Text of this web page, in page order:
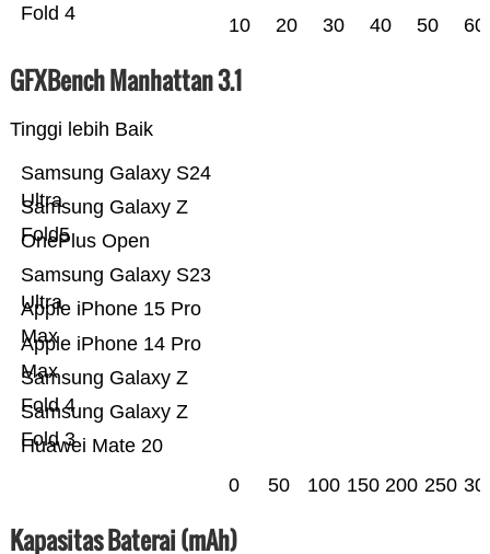
Fold 4
10 20 30 40 50 60
GFXBench Manhattan 3.1
Tinggi lebih Baik
Huawei Mate 20
Samsung Galaxy Z
Fold 3
Samsung Galaxy Z
Fold 4
Apple iPhone 14 Pro
Max
Apple iPhone 15 Pro
Max
Samsung Galaxy S23
Ultra
OnePlus Open
Samsung Galaxy Z
Fold5
Samsung Galaxy S24
Ultra
0 50 100 150 200 250
Kapasitas Baterai (mAh)